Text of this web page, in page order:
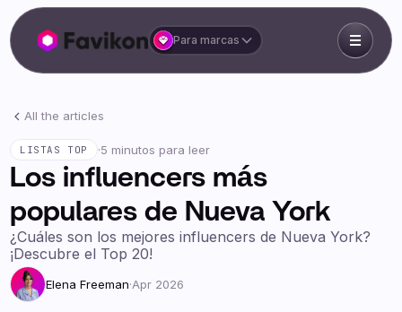
Para marcas
All the articles
LISTAS TOP ·5 minutos para leer
Los influencers más
populares de Nueva York
¿Cuáles son los mejores influencers de Nueva York?
¡Descubre el Top 20!
Elena Freeman·Apr 2026